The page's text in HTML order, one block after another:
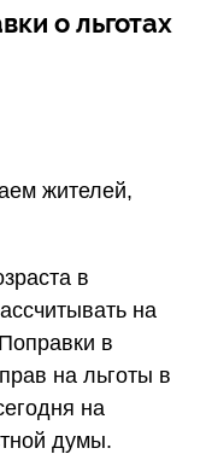
о льготах
жителей,
в
на
в
на льготы в
на
думы.